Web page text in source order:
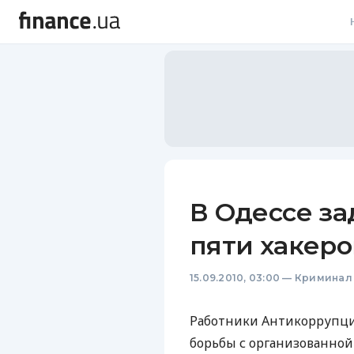
В Одессе
пяти
15.09.2010, 03:00 — Криминал
Работники
борьбы с